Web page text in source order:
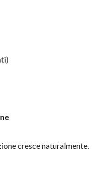
cresce naturalmente.